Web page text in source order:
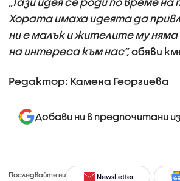
Хората имаха идеята да
ни е малък и жителите му
на интереса към нас“,обяви
Редактор: Камена Георгиева
Добави ни в предпочитани
Последвайте ни NewsLetter